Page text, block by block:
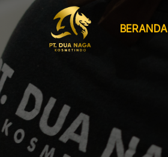
BERANDA